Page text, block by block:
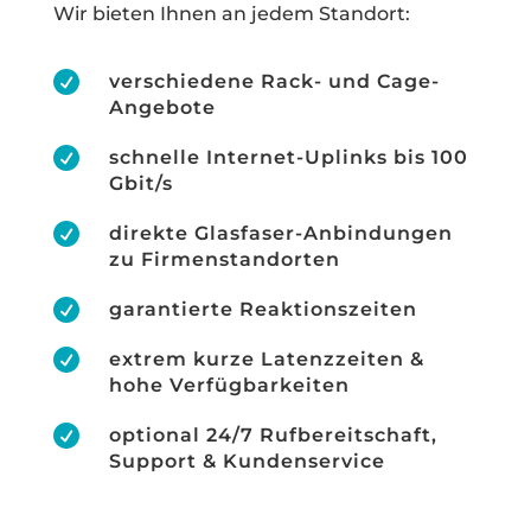
Wir bieten Ihnen an jedem Standort:

verschiedene Rack- und Cage-
Angebote

schnelle Internet-Uplinks bis 100
Gbit/s

direkte Glasfaser-Anbindungen
zu Firmenstandorten
 garantierte Reaktionszeiten

extrem kurze Latenzzeiten &
hohe Verfügbarkeiten

optional 24/7 Rufbereitschaft,
Support & Kundenservice